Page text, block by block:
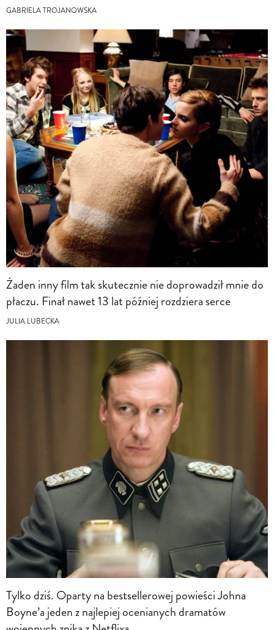
GABRIELA TROJANOWSKA
Żaden inny film tak skutecznie nie doprowadził mnie do
płaczu. Finał nawet 13 lat później rozdziera serce
JULIA LUBECKA
Tylko dziś. Oparty na bestsellerowej powieści Johna
Boyne’a jeden z najlepiej ocenianych dramatów